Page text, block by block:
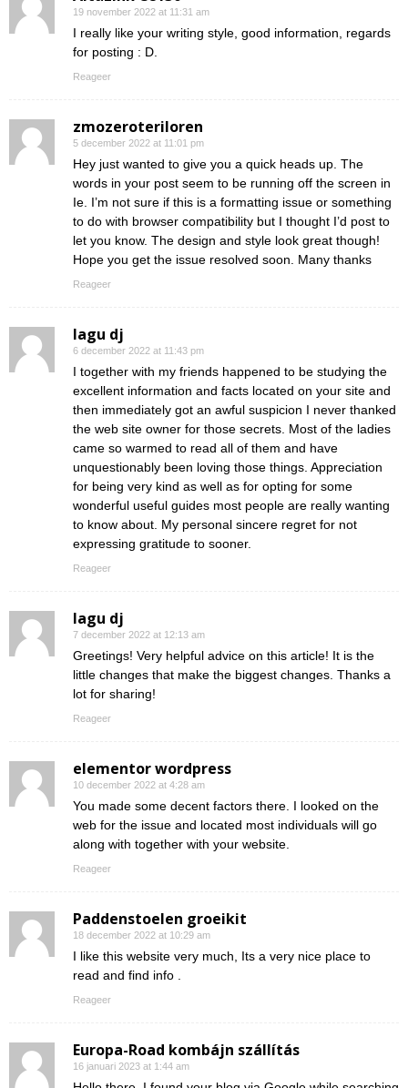
19 november 2022 at 11:31 am
I really like your writing style, good information, regards
for posting : D.
Reageer
zmozeroteriloren
5 december 2022 at 11:01 pm
Hey just wanted to give you a quick heads up. The
words in your post seem to be running off the screen in
Ie. I’m not sure if this is a formatting issue or something
to do with browser compatibility but I thought I’d post to
let you know. The design and style look great though!
Hope you get the issue resolved soon. Many thanks
Reageer
lagu dj
6 december 2022 at 11:43 pm
I together with my friends happened to be studying the
excellent information and facts located on your site and
then immediately got an awful suspicion I never thanked
the web site owner for those secrets. Most of the ladies
came so warmed to read all of them and have
unquestionably been loving those things. Appreciation
for being very kind as well as for opting for some
wonderful useful guides most people are really wanting
to know about. My personal sincere regret for not
expressing gratitude to sooner.
Reageer
lagu dj
7 december 2022 at 12:13 am
Greetings! Very helpful advice on this article! It is the
little changes that make the biggest changes. Thanks a
lot for sharing!
Reageer
elementor wordpress
10 december 2022 at 4:28 am
You made some decent factors there. I looked on the
web for the issue and located most individuals will go
along with together with your website.
Reageer
Paddenstoelen groeikit
18 december 2022 at 10:29 am
I like this website very much, Its a very nice place to
read and find info .
Reageer
Europa-Road kombájn szállítás
16 januari 2023 at 1:44 am